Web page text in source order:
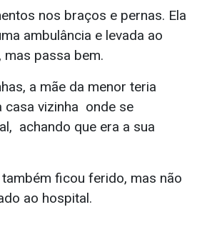
nos braços e pernas. Ela
ambulância e levada ao
passa bem.
a mãe da menor teria
casa vizinha onde se
achando que era a sua
ficou ferido, mas não
ao hospital.